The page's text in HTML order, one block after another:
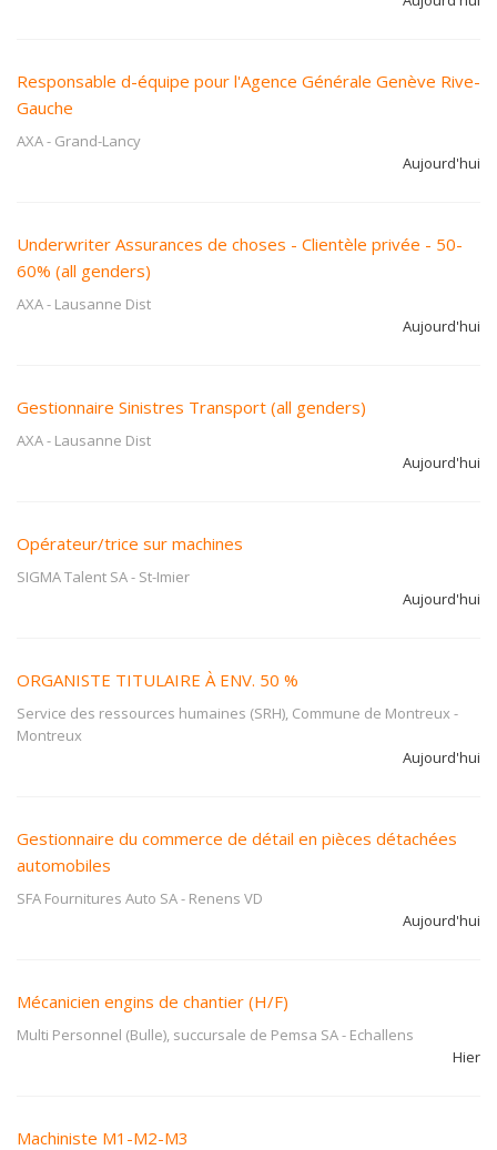
Responsable d-équipe pour l'Agence Générale Genève Rive-
Gauche
AXA- Grand-Lancy
Aujourd'hui
Underwriter Assurances de choses - Clientèle privée - 50-
60% (all genders)
AXA- Lausanne Dist
Aujourd'hui
Gestionnaire Sinistres Transport (all genders)
AXA- Lausanne Dist
Aujourd'hui
Opérateur/trice sur machines
SIGMA Talent SA- St-Imier
Aujourd'hui
ORGANISTE TITULAIRE À ENV. 50 %
Service des ressources humaines (SRH), Commune de Montreux -
Montreux
Aujourd'hui
Gestionnaire du commerce de détail en pièces détachées
automobiles
SFA Fournitures Auto SA- Renens VD
Aujourd'hui
Mécanicien engins de chantier (H/F)
Multi Personnel (Bulle), succursale de Pemsa SA- Echallens
Hier
Machiniste M1-M2-M3